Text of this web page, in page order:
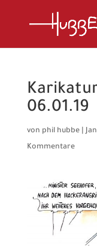
06.01.19
von phil hubbe|
Kommentare